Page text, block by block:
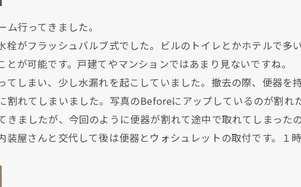
行ってきました。
栓がフラッシュバルブ式でした。ビルのトイレとかホテルで多
が可能です。戸建てやマンションではあまり見ないですね。
てしまい、少し水漏れを起こしていました。撤去の際、便器を
れてしまいました。写真のBeforeにアップしているのが割れ
ましたが、今回のように便器が割れて途中で取れてしまった
屋さんと交代して後は便器とウォシュレットの取付です。１